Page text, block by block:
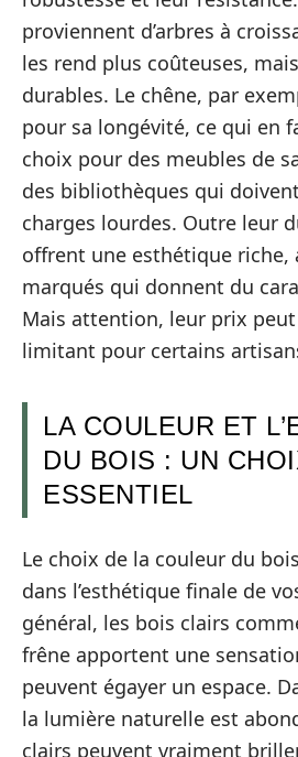
proviennent d’arbres à
les rend plus coûteuses,
durables. Le chêne, par
pour sa longévité, ce qui en
choix pour des meubles de
des bibliothèques qui
charges lourdes. Outre leur
offrent une esthétique riche,
marqués qui donnent du
Mais attention, leur prix
limitant pour certains
LA COULEUR ET
DU BOIS : UN
ESSENTIEL
Le choix de la couleur du
dans l’esthétique finale de
général, les bois clairs
frêne apportent une
peuvent égayer un espace.
la lumière naturelle est
clairs peuvent vraiment